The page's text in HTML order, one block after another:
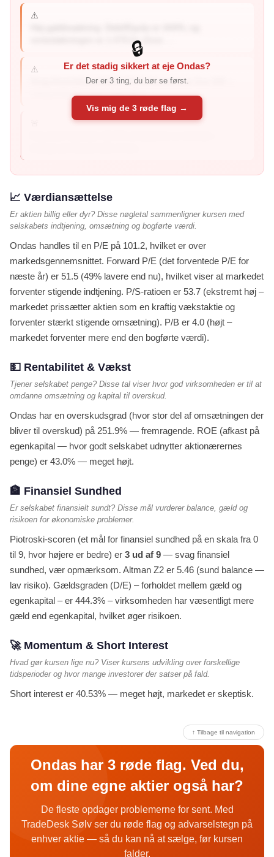
⚠️
rentedækningen er 1.070,5× (hvor ...
⚠️
Svag finansiel sundhed: Piotroski-score er kun 3/9 –
virksomheden viser tegn på s...
🔒
Er det stadig sikkert at eje Ondas?
Der er 3 ting, du bør se først.
Vis mig de 3 røde flag →
📈 Værdiansættelse
Er aktien billig eller dyr? Disse nøgletal sammenligner kursen med
selskabets indtjening, omsætning og bogførte værdi.
Ondas handles til en P/E på 101.2, hvilket er over
markedsgennemsnittet. Forward P/E (det forventede P/E for
næste år) er 51.5 (49% lavere end nu), hvilket viser at markedet
forventer stigende indtjening. P/S-ratioen er 53.7 (ekstremt høj –
markedet prissætter aktien som en kraftig vækstaktie og
forventer stærkt stigende omsætning). P/B er 4.0 (højt –
markedet forventer mere end den bogførte værdi).
💵 Rentabilitet & Vækst
Tjener selskabet penge? Disse tal viser hvor god virksomheden er til at
omdanne omsætning og kapital til overskud.
Ondas har en overskudsgrad (hvor stor del af omsætningen der
bliver til overskud) på 251.9% — fremragende. ROE (afkast på
egenkapital — hvor godt selskabet udnytter aktionærernes
penge) er 43.0% — meget højt.
🏦 Finansiel Sundhed
Er selskabet finansielt sundt? Disse mål vurderer balance, gæld og
risikoen for økonomiske problemer.
Piotroski-scoren (et mål for finansiel sundhed på en skala fra 0
til 9, hvor højere er bedre) er 3 ud af 9 — svag finansiel
sundhed, vær opmærksom. Altman Z2 er 5.46 (sund balance —
lav risiko). Gældsgraden (D/E) – forholdet mellem gæld og
egenkapital – er 444.3% – virksomheden har væsentligt mere
gæld end egenkapital, hvilket øger risikoen.
🚀 Momentum & Short Interest
Hvad gør kursen lige nu? Viser kursens udvikling over forskellige
tidsperioder og hvor mange investorer der satser på fald.
Short interest er 40.53% — meget højt, markedet er skeptisk.
↑ Tilbage til navigation
Ondas har 3 røde flag. Ved du,
om dine egne aktier også har?
De fleste opdager problemerne for sent. Med
TradeDesk Sølv ser du røde flag og advarselstegn på
enhver aktie — så du kan nå at sælge, før kursen
falder.